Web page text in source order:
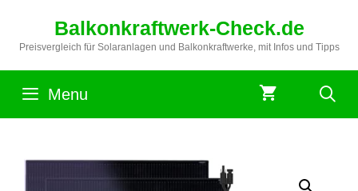
springen
Balkonkraftwerk-Check.de
Preisvergleich für Solaranlagen und Balkonkraftwerke, mit Infos und Tipps
Menu